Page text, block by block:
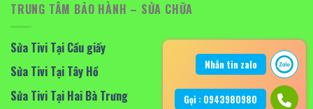
TRUNG TÂM BẢO HÀNH – SỬA CHỮA
Sửa Tivi Tại Cầu giấy
Sửa Tivi Tại Tây Hồ
Sửa Tivi Tại Hai Bà Trưng
Nhắn tin zalo
Gọi : 0943980980